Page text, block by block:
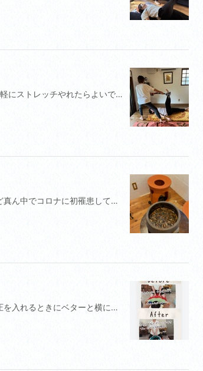
2回目の受講生さん達との勉強会となります。もっと気軽にストレッチやれたらよいですよね？続いて、腰を緩めるストレッチ↓反対側↓腰がだる重な時におすすめのストレッチ骨盤の下に布を敷く↓モデルさんの腰を挟んで肩幅に足を開いて立つ↓モデルさんの腰の反対側の布の端を手でもつ↓脇を締めて全身を伸直しながら、ゆっくりとあげる↓下ろす時は、重力で自然に下りる。手は離さない。↓それを繰り返す↓反対側もやる腰が緩んで、ちょー気持ちよくて、ちょー簡単なんで、ご家庭でやるにはぴったりです！#スクール#セラピストになりたい#宮崎マッサージ#むくみ解消#relax980#タイ古式
毎日よもぎ蒸し生活を続けていましたが、まさかの夏ど真ん中でコロナに初罹患してしまいました。それから、咳と喉の痛みが延々と続いて、後遺症で悩まされること2カ月間。油断がこんなに大変なことになるとは！私の免疫力、たいしたことない証明になってしまいました。その2カ月間きっちり、よもぎ蒸しをおやすみしてしまいました。ちっ。こんどは、ゆるゆるよもぎ蒸し生活とします。はー、健康の道は長い！
甘指、苦指のお話しの続きです。甘指の人の親指は、圧を入れるときにベターと横になります。苦指の人の親指は、割りかし、指頭部分にあたってる感じで甘指の人の指のようには、横になりません。どちらもメリットデメリットがありますが、指を痛めないためには、要は、母指の第二関節であるMP関節をどう使うかです。上と下では、手の形が違います。ベターと四指をつけて圧を入れると当然、指関節部分に負荷がかかります。下の画像では、手首、腕が真っ直ぐな状態で、MP関節部分と母指にしっかり圧がかかり、 負荷が最小限度になってます。受講生さん、最初は皆さん戸惑われますが、意識を持って練習を繰り返すことで【痛めない指】を手に入れます。